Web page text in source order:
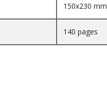
150x230 mm
140 pages